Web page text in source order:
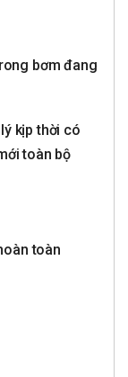
bơm đang
kịp thời có
toàn bộ
toàn